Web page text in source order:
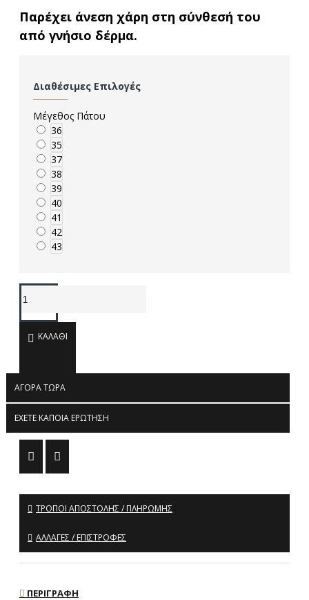
Παρέχει άνεση χάρη στη σύνθεσή του
από γνήσιο δέρμα.
Διαθέσιμες Επιλογές
Μέγεθος Πάτου
36
35
37
38
39
40
41
42
43
ΚΑΛΆΘΙ
ΑΓΟΡΆ ΤΏΡΑ
ΈΧΕΤΕ ΚΆΠΟΙΑ ΕΡΏΤΗΣΗ
ΤΡΌΠΟΙ ΑΠΟΣΤΟΛΉΣ / ΠΛΗΡΩΜΉΣ
ΑΛΛΑΓΈΣ / ΕΠΙΣΤΡΟΦΈΣ
ΠΕΡΙΓΡΑΦΉ